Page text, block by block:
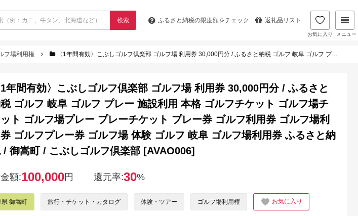
検索 ふるさと納税の限度額をチェック 返礼品リスト
お気に入り メニュー
フ場利用権 〈1年間有効〉こぶしゴルフ倶楽部 ゴルフ場 利用券 30,000円分 / ふるさと納税 ゴルフ 岐阜 ゴルフ プレー 施設利用 本格 ゴルフチケット ゴルフ場チケット ゴルフ場プレー プレーチケット プレー券 ゴルフ利用券 ゴルフ場利用券 ゴルフプレー券 ゴルフ場 体験 ゴルフ 岐阜 ゴルフ場利用券 ふるさと納税 / 御嵩町 / こぶしゴルフ倶楽部 [AVAO006]
1年間有効〉こぶしゴルフ倶楽部 ゴルフ場 利用券 30,000円分 / ふるさと
ゴルフ 岐阜 ゴルフ プレー 施設利用 本格 ゴルフチケット ゴルフ場チ
ト ゴルフ場プレー プレーチケット プレー券 ゴルフ利用券 ゴルフ場利
ゴルフプレー券 ゴルフ場 体験 ゴルフ 岐阜 ゴルフ場利用券 ふるさと納
/ 御嵩町 / こぶしゴルフ倶楽部 [AVAO006]
額:100,000円 還元率:30%
県 御嵩町 旅行・チケット・カタログ 体験・ツアー ゴルフ場利用権 お気に入り